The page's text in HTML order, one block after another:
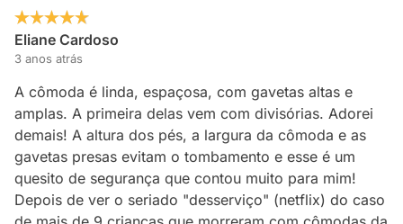
Eliane Cardoso
3 anos atrás
A cômoda é linda, espaçosa, com gavetas altas e
amplas. A primeira delas vem com divisórias. Adorei
demais! A altura dos pés, a largura da cômoda e as
gavetas presas evitam o tombamento e esse é um
quesito de segurança que contou muito para mim!
Depois de ver o seriado "desserviço" (netflix) do caso